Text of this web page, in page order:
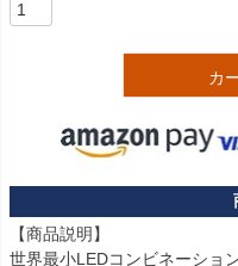
カ
【商品説明】
世界最小LEDコンビネーショ